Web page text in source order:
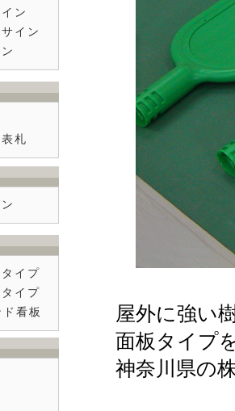
屋外に強い
面板タイプ
神奈川県の
ン
イン
札
イプ
イプ
看板